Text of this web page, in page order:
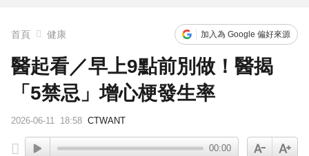
首頁 健康 加入為 Google 偏好來源
醫起看／早上9點前別做！醫揭
「5禁忌」增心梗發生率
2026-06-11 18:58 CTWANT
00:00